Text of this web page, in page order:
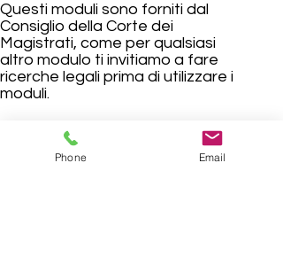
Questi moduli sono forniti dal
Consiglio della Corte dei
Magistrati, come per qualsiasi
altro modulo ti invitiamo a fare
ricerche legali prima di utilizzare i
moduli.
metropolitana incontra le montagne" | ©
Consiglio dei commissari della contea di
Phone Email